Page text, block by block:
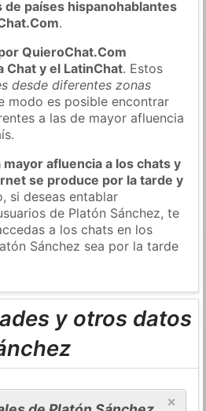
países hispanohablantes
.
QuieroChat.Com
Chat y el LatinChat. Estos
desde diferentes zonas
modo es posible encontrar
a las de mayor afluencia
mayor afluencia a los chats y
se produce por la tarde y
si deseas entablar
de Platón Sánchez, te
a los chats en los
Sánchez sea por la tarde
y otros datos
×